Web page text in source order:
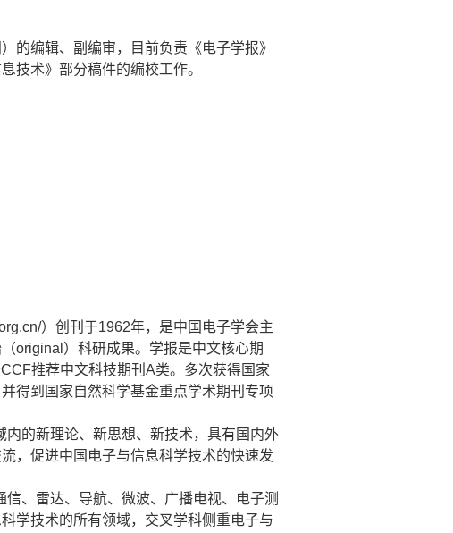
的编辑、副编审，目前负责《电子学报》
技术》部分稿件的编校工作。
）创刊于1962年，是中国电子学会主
original ）科研成果。学报是中文核心期
CCF推荐中文科技期刊 A类。多次获得国家
得到国家自然科学基金重点学术期刊专项
的新理论、新思想、新技术，具有国内外
，促进中国电子与信息科学技术的快速发
、雷达、导航、微波、广播电视、电子测
学技术的所有领域，交叉学科侧重电子与